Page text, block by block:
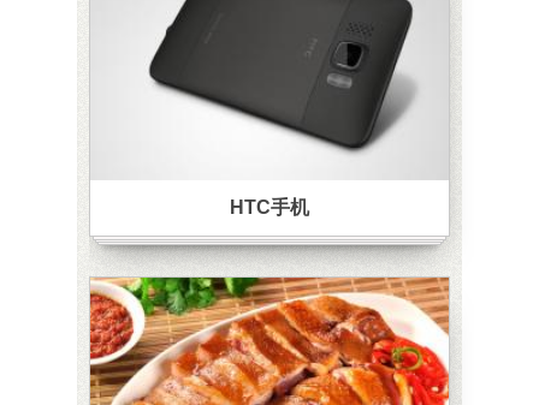
HTC手机